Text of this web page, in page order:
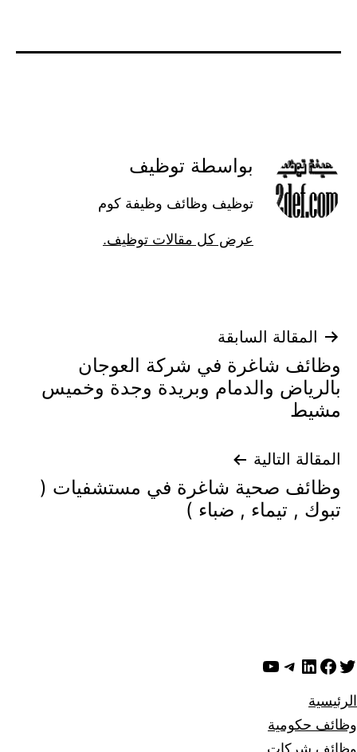
بواسطة توظيف
توظيف وظائف وظيفة كوم
عرض كل مقالات توظيف.
تصفّح
المقالات
المقالة السابقة
وظائف شاغرة في شركة العوجان
بالرياض والدمام وبريدة وجدة وخميس
مشيط
المقالة التالية
وظائف صحية شاغرة في مستشفيات (
تبوك , تيماء , ضباء )
تويترفيسبوك
لينكد إن تيليجرام
يوتيوب
الرئيسية
وظائف حكومية
وظائف شركات